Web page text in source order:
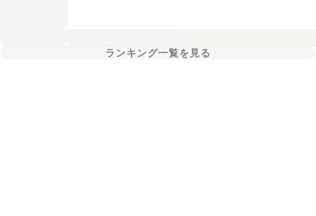
ランキング一覧を見る